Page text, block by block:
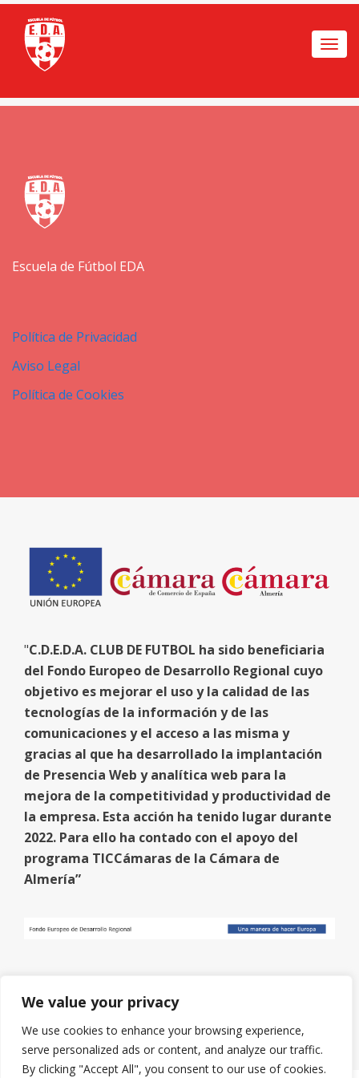
We value your privacy
We use cookies to enhance your browsing experience,
serve personalized ads or content, and analyze our traffic.
By clicking "Accept All", you consent to our use of cookies.
Escuela de Fútbol EDA
Política de Privacidad
Aviso Legal
Política de Cookies
"C.D.E.D.A. CLUB DE FUTBOL ha sido beneficiaria
del Fondo Europeo de Desarrollo Regional cuyo
objetivo es mejorar el uso y la calidad de las
tecnologías de la información y de las
comunicaciones y el acceso a las misma y
gracias al que ha desarrollado la implantación
de Presencia Web y analítica web para la
mejora de la competitividad y productividad de
la empresa. Esta acción ha tenido lugar durante
2022. Para ello ha contado con el apoyo del
programa TICCámaras de la Cámara de
Almería”